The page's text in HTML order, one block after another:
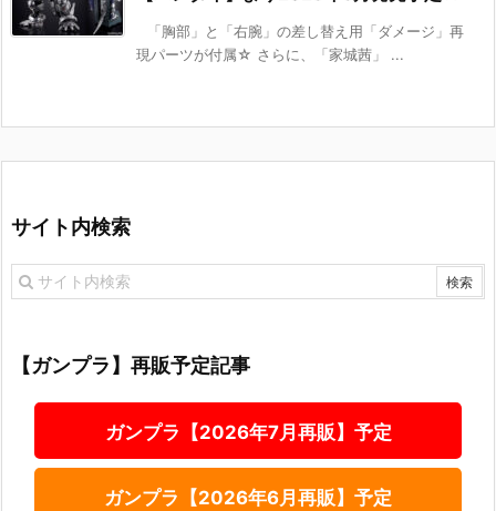
「胸部」と「右腕」の差し替え用「ダメージ」再
現パーツが付属☆ さらに、「家城茜」 ...
サイト内検索
【ガンプラ】再販予定記事
ガンプラ【2026年7月再販】予定
ガンプラ【2026年6月再販】予定